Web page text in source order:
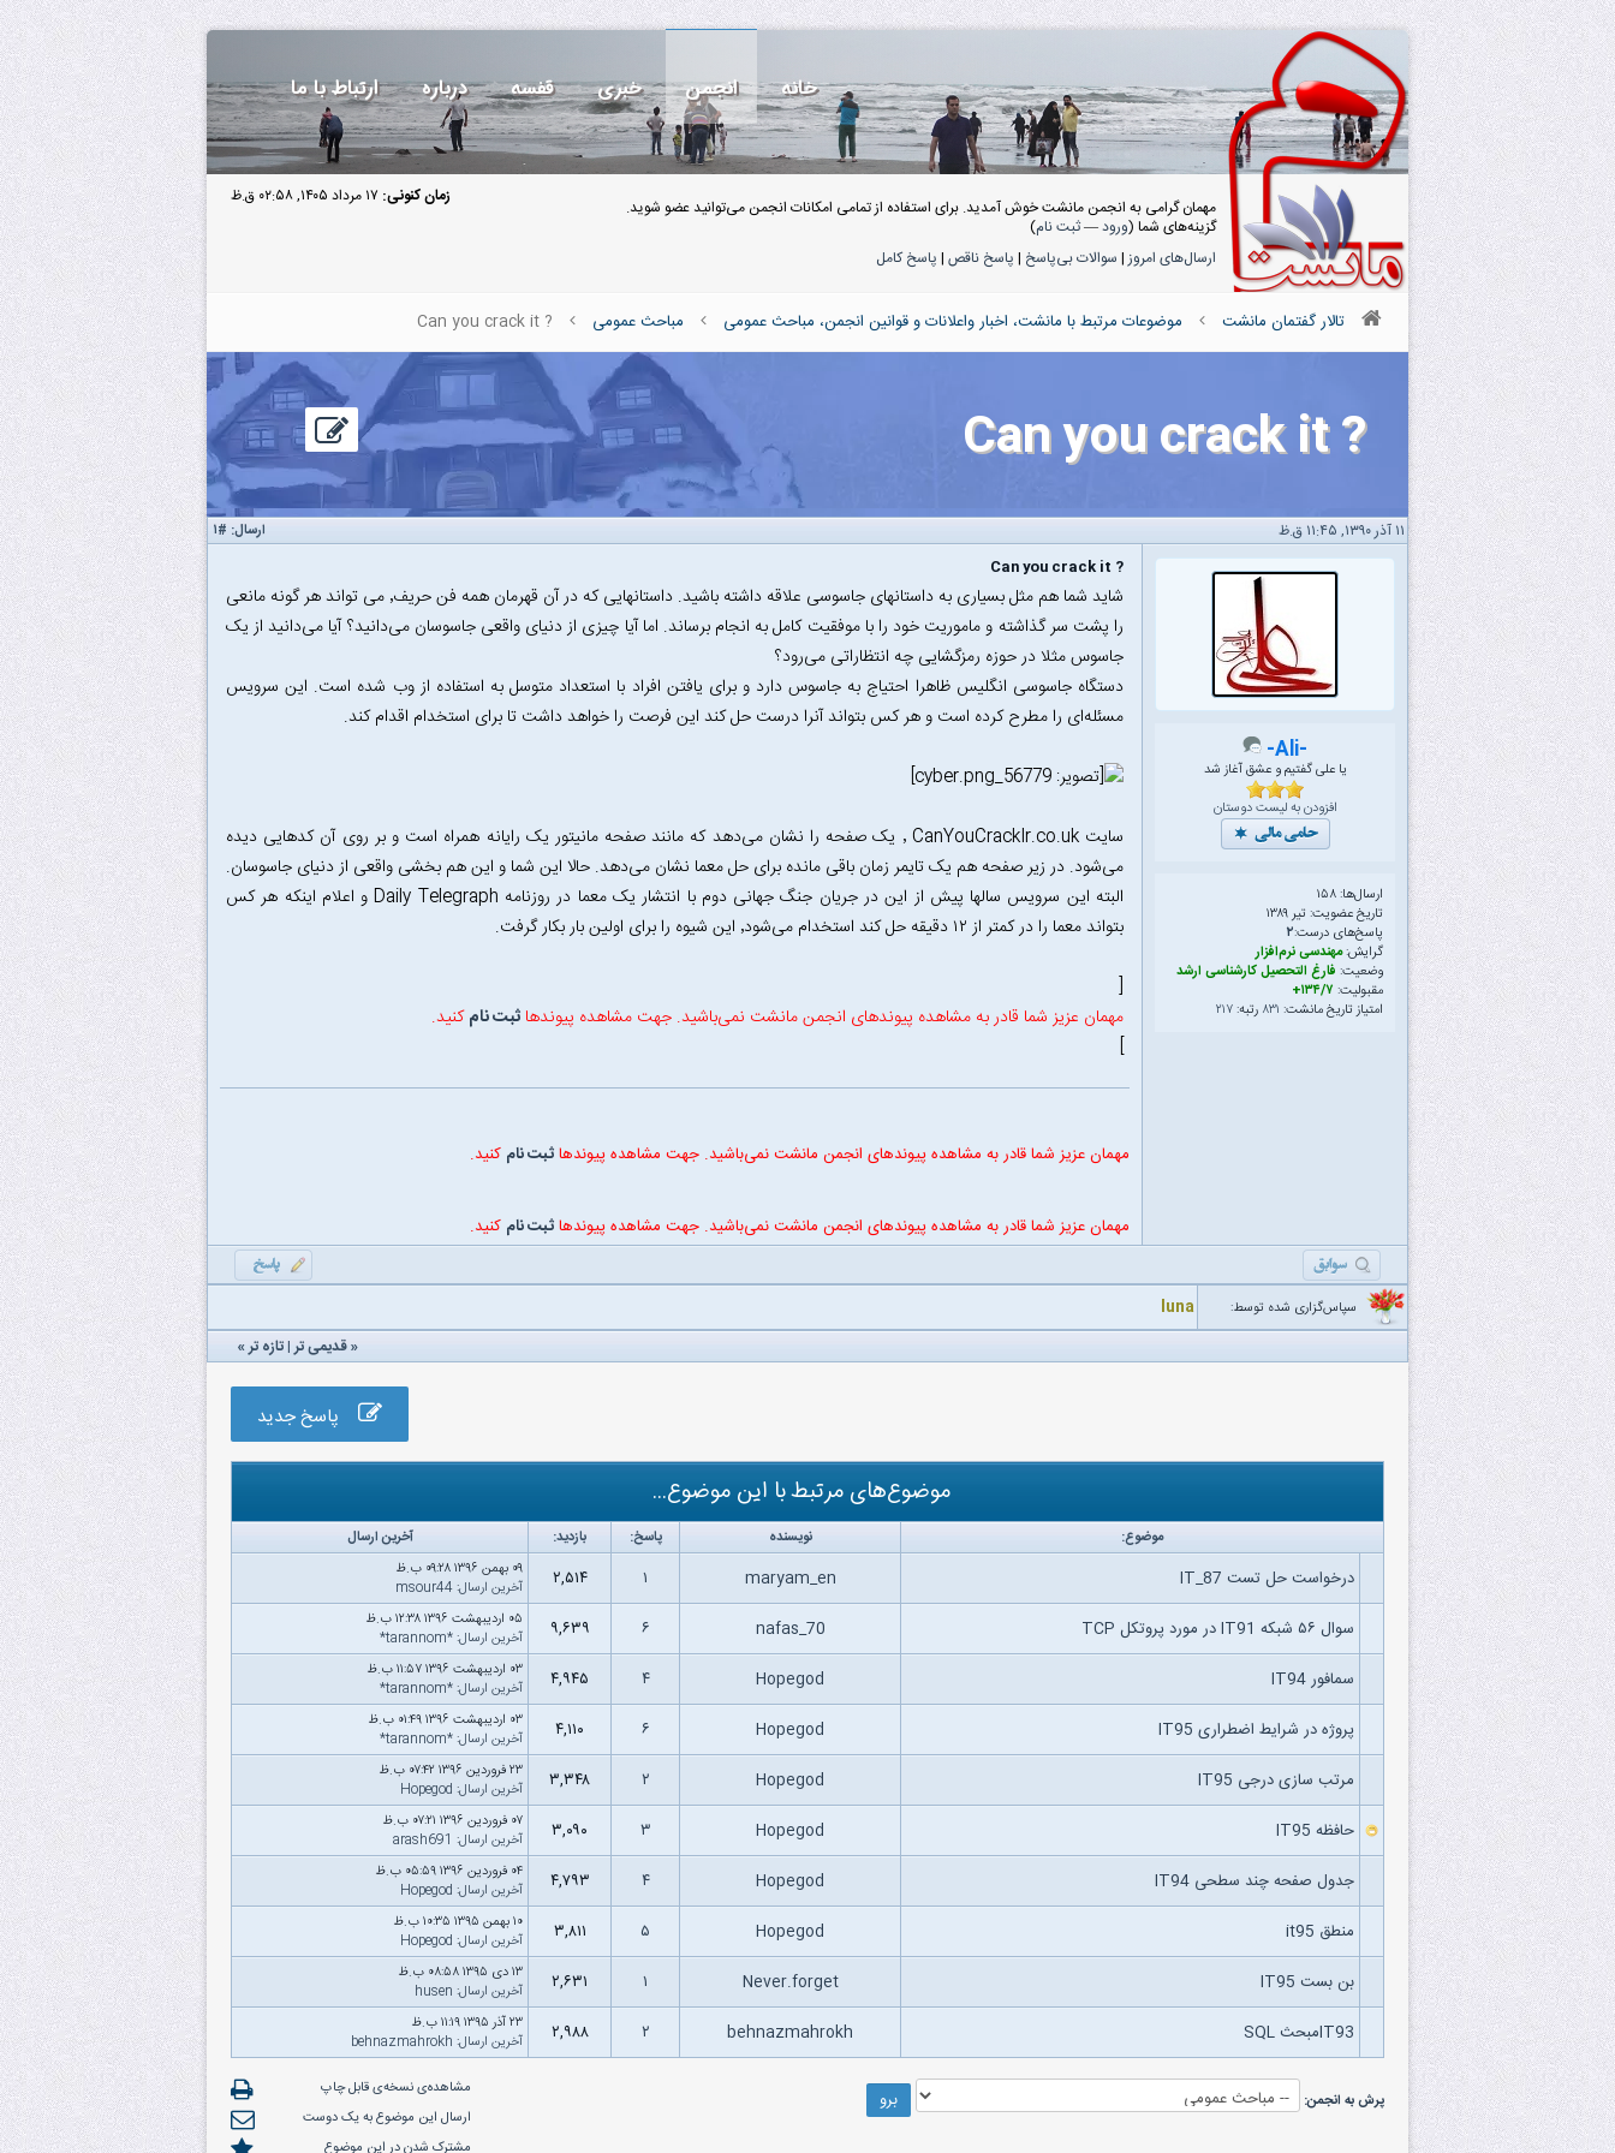
خانه انجمن خبری قفسه درباره ارتباط با ما
زمان کنونی: ۱۷ مرداد ۱۴۰۵, ۰۲:۵۸ ق.ظ
مهمان گرامی به انجمن مانشت خوش آمدید. برای استفاده از تمامی امکانات انجمن می‌توانید عضو شوید.
گزینه‌های شما (ورود—ثبت نام)
ارسال‌های امروز| سوالات بی‌پاسخ | پاسخ ناقص | پاسخ کامل
تالار گفتمان مانشت موضوعات مرتبط با مانشت، اخبار واعلانات و قوانین انجمن، مباحث عمومی مباحث عمومی ? Can you crack it
? Can you crack it
ارسال: #۱ ۱۱ آذر ۱۳۹۰, ۱۱:۴۵ ق.ظ
-Ali-
یا علی گفتیم و عشق آغاز شد
افزودن به لیست دوستان
ارسال‌ها: ۱۵۸
تاریخ عضویت: تیر ۱۳۸۹
پاسخ‌های درست:۲
گرایش:مهندسی نرم‌افزار
وضعیت: فارغ التحصیل کارشناسی ارشد
مقبولیت: ۱۳۴/۷+
امتیاز تاریخ مانشت: ۸۳۱ رتبه:۲۱۷
? Can you crack it
شاید شما هم مثل بسیاری به داستانهای جاسوسی علاقه داشته باشید. داستانهایی که در آن قهرمان همه فن حریف٬ می تواند هر گونه مانعی
را پشت سر گذاشته و ماموریت خود را با موفقیت کامل به انجام برساند. اما آیا چیزی از دنیای واقعی جاسوسان می‌دانید؟ آیا می‌دانید از یک
جاسوس مثلا در حوزه رمزگشایی چه انتظاراتی می‌رود؟
دستگاه جاسوسی انگلیس ظاهرا احتیاج به جاسوس دارد و برای یافتن افراد با استعداد متوسل به استفاده از وب شده است. این سرویس
مسئله‌ای را مطرح کرده است و هر کس بتواند آنرا درست حل کند این فرصت را خواهد داشت تا برای استخدام اقدام کند.
سایت CanYouCrackIr.co.uk ٬ یک صفحه را نشان می‌دهد که مانند صفحه مانیتور یک رایانه همراه است و بر روی آن کدهایی دیده
می‌شود. در زیر صفحه هم یک تایمر زمان باقی مانده برای حل معما نشان می‌دهد. حالا این شما و این هم بخشی واقعی از دنیای جاسوسان.
البته این سرویس سالها پیش از این در جریان جنگ جهانی دوم با انتشار یک معما در روزنامه Daily Telegraph و اعلام اینکه هر کس
بتواند معما را در کمتر از ۱۲ دقیقه حل کند استخدام می‌شود٬ این شیوه را برای اولین بار بکار گرفت.
[
مهمان عزیز شما قادر به مشاهده پیوندهای انجمن مانشت نمی‌باشید. جهت مشاهده پیوندها ثبت نامکنید.
]
مهمان عزیز شما قادر به مشاهده پیوندهای انجمن مانشت نمی‌باشید. جهت مشاهده پیوندهاثبت نام کنید.
مهمان عزیز شما قادر به مشاهده پیوندهای انجمن مانشت نمی‌باشید. جهت مشاهده پیوندهاثبت نام کنید.
سپاس‌گزاری شده توسط: luna
«قدیمی تر|تازه‌ تر»
پاسخ جدید
موضوع‌های مرتبط با این موضوع...
موضوع: نویسنده پاسخ: بازدید: آخرین ارسال
درخواست حل تست IT_87 maryam_en ۱ ۲,۵۱۴
۰۹ بهمن ۱۳۹۶ ۰۹:۲۸ ب.ظ
آخرین ارسال:
msour44
سوال ۵۶ شبکه IT91 در مورد پروتکل TCP nafas_70 ۶ ۹,۶۳۹
۰۵ اردیبهشت ۱۳۹۶ ۱۲:۳۸ ب.ظ
آخرین ارسال:
*tarannom*
سمافور IT94 Hopegod ۴ ۴,۹۴۵
۰۳ اردیبهشت ۱۳۹۶ ۱۱:۵۷ ب.ظ
آخرین ارسال:
*tarannom*
پروژه در شرایط اضطراری IT95 Hopegod ۶ ۴,۱۱۰
۰۳ اردیبهشت ۱۳۹۶ ۰۱:۴۹ ب.ظ
آخرین ارسال:
*tarannom*
مرتب سازی درجی IT95 Hopegod ۲ ۳,۳۴۸
۲۳ فروردین ۱۳۹۶ ۰۷:۴۲ ب.ظ
آخرین ارسال:
Hopegod
حافظه IT95 Hopegod ۳ ۳,۰۹۰
۰۷ فروردین ۱۳۹۶ ۰۷:۲۱ ب.ظ
آخرین ارسال:
arash691
جدول صفحه چند سطحی IT94 Hopegod ۴ ۴,۷۹۳
۰۴ فروردین ۱۳۹۶ ۰۵:۵۹ ب.ظ
آخرین ارسال:
Hopegod
منطق it95 Hopegod ۵ ۳,۸۱۱
۱۰ بهمن ۱۳۹۵ ۱۰:۳۵ ب.ظ
آخرین ارسال:
Hopegod
بن بست IT95 Never.forget ۱ ۲,۶۳۱
۱۳ دى ۱۳۹۵ ۰۸:۵۸ ب.ظ
آخرین ارسال:
husen
IT93مبحث SQL behnazmahrokh ۲ ۲,۹۸۸
۲۳ آذر ۱۳۹۵ ۱۱:۱۹ ب.ظ
آخرین ارسال:
behnazmahrokh
مشاهده‌ی نسخه‌ی قابل چاپ
ارسال این موضوع به یک دوست
مشترک شدن در این موضوع
پرش به انجمن: